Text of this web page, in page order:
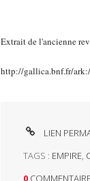
Extrait de l'ancienne
http://gallica.bnf.fr/
LIEN
TAGS : EMPIRE,
0